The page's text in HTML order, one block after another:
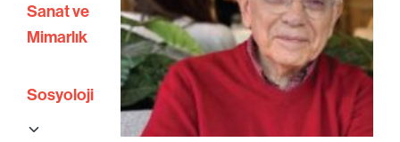
Sanat ve
Mimarlık
Sosyoloji